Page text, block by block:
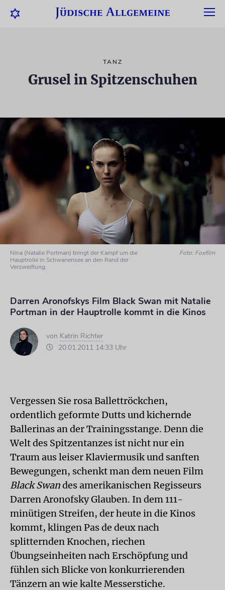
TANZ
Grusel in Spitzenschuhen
Nina (Natalie Portman) bringt der Kampf um die
Hauptrolle in Schwanensee an den Rand der
Verzweiflung.
Foto: Foxfilm
Darren Aronofskys Film Black Swan mit Natalie
Portman in der Hauptrolle kommt in die Kinos
von Katrin Richter
20.01.2011 14:33 Uhr
Vergessen Sie rosa Ballettröckchen,
ordentlich geformte Dutts und kichernde
Ballerinas an der Trainingsstange. Denn die
Welt des Spitzentanzes ist nicht nur ein
Traum aus leiser Klaviermusik und sanften
Bewegungen, schenkt man dem neuen Film
Black Swandes amerikanischen Regisseurs
Darren Aronofsky Glauben. In dem 111-
minütigen Streifen, der heute in die Kinos
kommt, klingen Pas de deux nach
splitternden Knochen, riechen
Übungseinheiten nach Erschöpfung und
fühlen sich Blicke von konkurrierenden
Tänzern an wie kalte Messerstiche.